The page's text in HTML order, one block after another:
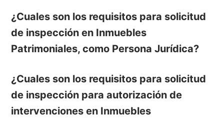
¿Cuales son los requisitos para solicitud
de inspección en Inmuebles
Patrimoniales, como Persona Jurídica?
¿Cuales son los requisitos para solicitud
de inspección para autorización de
intervenciones en Inmuebles